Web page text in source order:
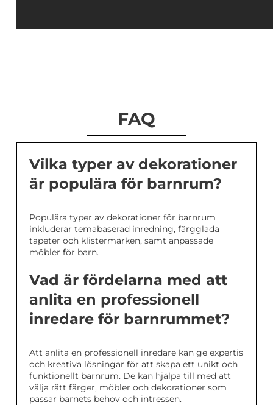
FAQ
Vilka typer av dekorationer
är populära för barnrum?
Populära typer av dekorationer för barnrum
inkluderar temabaserad inredning, färgglada
tapeter och klistermärken, samt anpassade
möbler för barn.
Vad är fördelarna med att
anlita en professionell
inredare för barnrummet?
Att anlita en professionell inredare kan ge expertis
och kreativa lösningar för att skapa ett unikt och
funktionellt barnrum. De kan hjälpa till med att
välja rätt färger, möbler och dekorationer som
passar barnets behov och intressen.